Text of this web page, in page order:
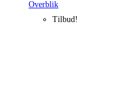
Overblik
Tilbud!